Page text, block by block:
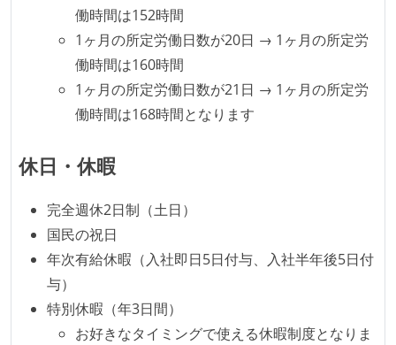
働時間は152時間
1ヶ月の所定労働日数が20日 → 1ヶ月の所定労
働時間は160時間
1ヶ月の所定労働日数が21日 → 1ヶ月の所定労
働時間は168時間となります
休日・休暇
完全週休2日制（土日）
国民の祝日
年次有給休暇（入社即日5日付与、入社半年後5日付
与）
特別休暇（年3日間）
お好きなタイミングで使える休暇制度となりま